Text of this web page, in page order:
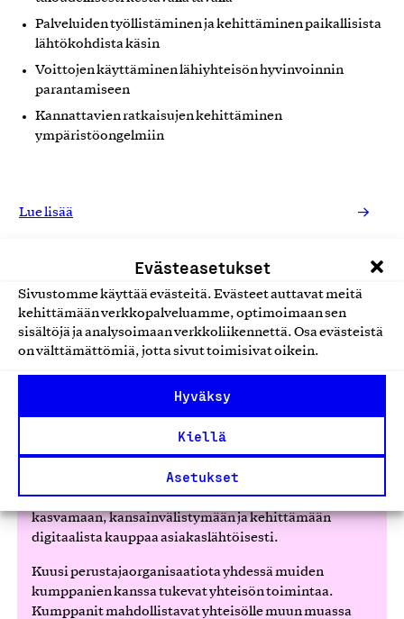
Evästeasetukset
Sivustomme käyttää evästeitä. Evästeet auttavat meitä
kehittämään verkkopalveluamme, optimoimaan sen
sisältöjä ja analysoimaan verkkoliikennettä. Osa evästeistä
on välttämättömiä, jotta sivut toimisivat oikein.
Hyväksy
Kiellä
Asetukset
Palveluiden työllistäminen ja kehittäminen paikallisista
lähtökohdista käsin
Voittojen käyttäminen lähiyhteisön hyvinvoinnin
parantamiseen
Kannattavien ratkaisujen kehittäminen
ympäristöongelmiin
Lue lisää
Kumppanit mahdollistavat
Digital Commerce Finlandin
Digital Commerce Finland rakentaa suoraa jatkumoa
Business Finlandin eCom Growth (2016–2018) ja
Experience Commerce Finland (2019–2023)
ohjelmille, jotka ovat auttaneet yli 500 yritystä
kasvamaan, kansainvälistymään ja kehittämään
digitaalista kauppaa asiakaslähtöisesti.
Kuusi perustajaorganisaatiota yhdessä muiden
kumppanien kanssa tukevat yhteisön toimintaa.
Kumppanit mahdollistavat yhteisölle muun muassa